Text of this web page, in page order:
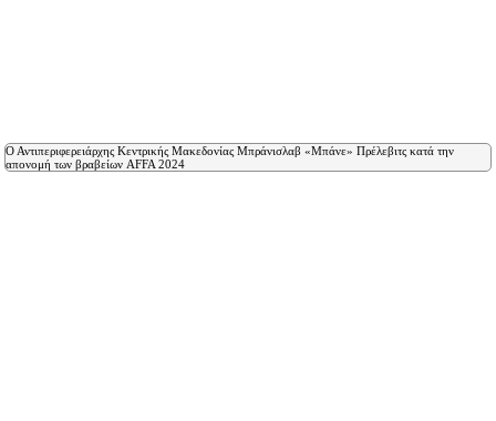
Ο Αντιπεριφερειάρχης Κεντρικής Μακεδονίας Μπράνισλαβ «Μπάνε» Πρέλεβιτς κατά την
απονομή των βραβείων AFFA 2024